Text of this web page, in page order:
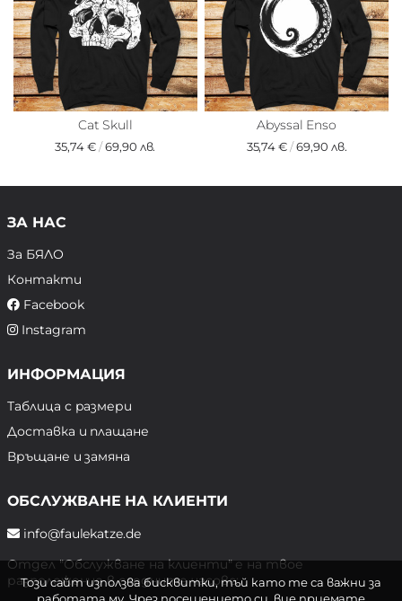
Cat Skull
35,74 €/69,90 лв.
Abyssal Enso
35,74 €/69,90 лв.
ЗА НАС
За БЯЛО
Контакти
Facebook
Instagram
ИНФОРМАЦИЯ
Таблица с размери
Доставка и плащане
Връщане и замяна
ОБСЛУЖВАНЕ НА КЛИЕНТИ
info@faulekatze.de
Отдел "Обслужване на клиенти" е на твое
разположение в следните часове:
Този сайт използва бисквитки, тъй като те са важни за